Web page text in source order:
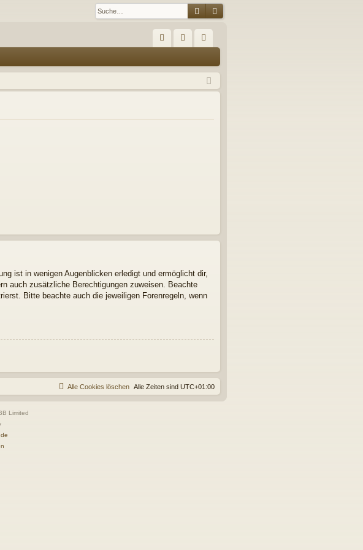
SucheErweiterte Suche
Q m
el
ist
rie
ist in wenigen Augenblicken erledigt und ermöglicht dir,
auch zusätzliche Berechtigungen zuweisen. Beachte
Bitte beachte auch die jeweiligen Forenregeln, wenn
Alle Zeiten sind UTC+01:00
Alle Cookies löschen
Limited